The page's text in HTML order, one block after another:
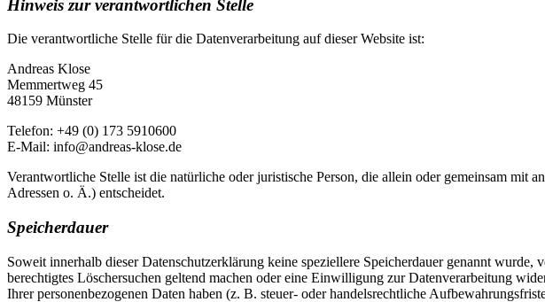
Hinweis zur verantwortlichen Stelle
Die verantwortliche Stelle für die Datenverarbeitung auf dieser Website ist:
Andreas Klose
Memmertweg 45
48159 Münster
Telefon: +49 (0) 173 5910600
E-Mail: info@andreas-klose.de
Verantwortliche Stelle ist die natürliche oder juristische Person, die allein oder gemeinsam
Adressen o. Ä.) entscheidet.
Speicherdauer
Soweit innerhalb dieser Datenschutzerklärung keine speziellere Speicherdauer genannt
berechtigtes Löschersuchen geltend machen oder eine Einwilligung zur Datenverarbeitung
Ihrer personenbezogenen Daten haben (z. B. steuer- oder handelsrechtliche